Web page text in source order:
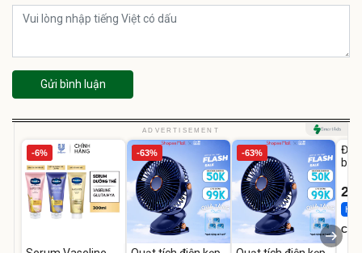
Gửi bình luận
ADVERTISEMENT
-6% -63% -63%
Đai
bé
Hot